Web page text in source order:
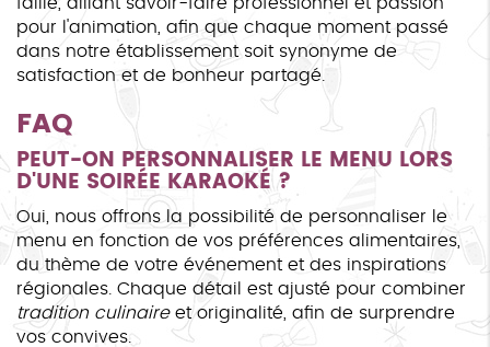
pour l'animation, afin que chaque moment passé
dans notre établissement soit synonyme de
satisfaction et de bonheur partagé.
FAQ
PEUT-ON PERSONNALISER LE MENU LORS
D'UNE SOIRÉE KARAOKÉ ?
Oui, nous offrons la possibilité de personnaliser le
menu en fonction de vos préférences alimentaires,
du thème de votre événement et des inspirations
régionales. Chaque détail est ajusté pour combiner
tradition culinaireet originalité, afin de surprendre
vos convives.